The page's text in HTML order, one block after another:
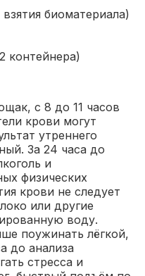
биоматериала)
контейнера)
с 8 до 11 часов
крови могут
утреннего
За 24 часа до
и
физических
крови не следует
или другие
воду.
поужинать лёгкой,
до анализа
стресса и